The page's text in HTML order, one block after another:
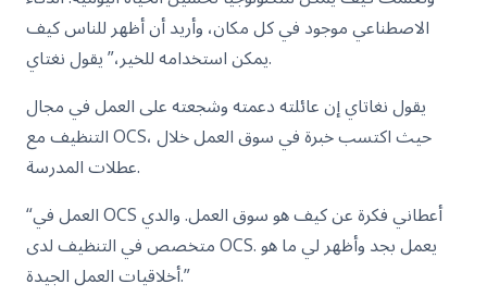
الاصطناعي موجود في كل مكان، وأريد أن أظهر للناس كيف
يمكن استخدامه للخير،” يقول نغتاي.
يقول نغاتاي إن عائلته دعمته وشجعته على العمل في مجال
التنظيف مع OCS، حيث اكتسب خبرة في سوق العمل خلال
عطلات المدرسة.
“العمل في OCS أعطاني فكرة عن كيف هو سوق العمل. والدي
متخصص في التنظيف لدى OCS. يعمل بجد وأظهر لي ما هو
أخلاقيات العمل الجيدة.”